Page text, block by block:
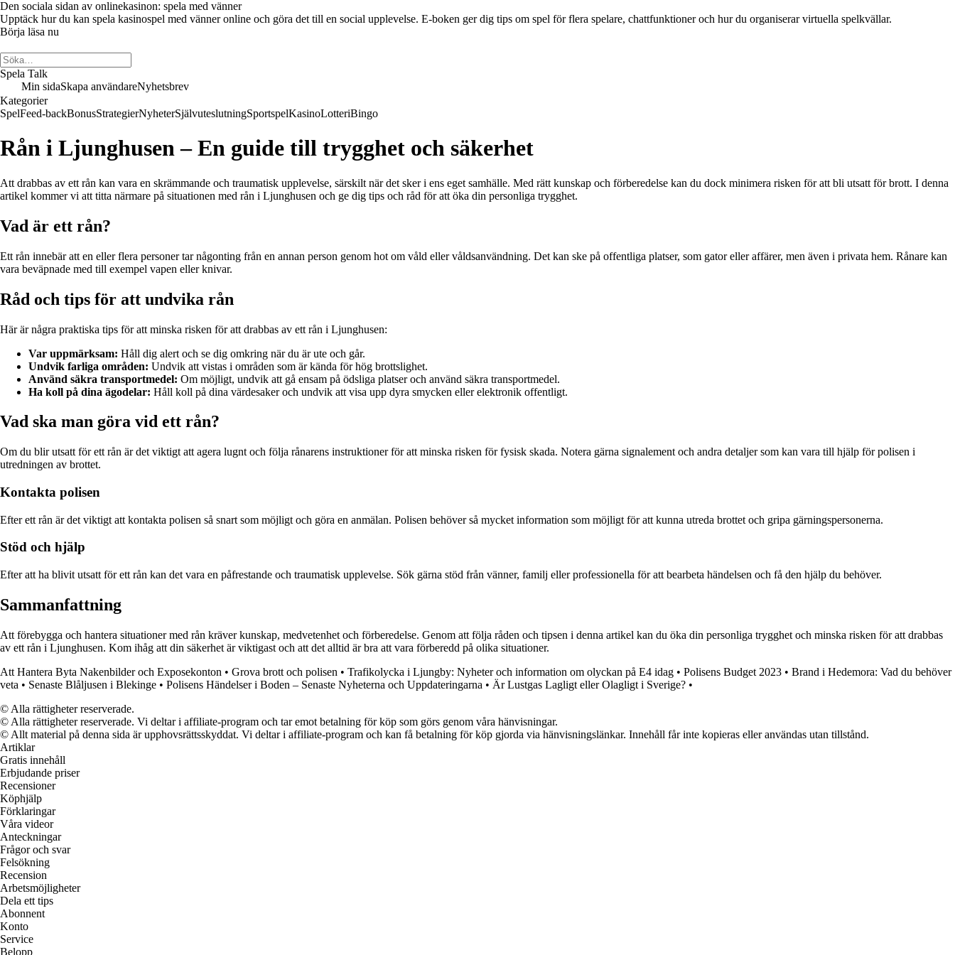
Den sociala sidan av onlinekasinon: spela med vänner
Upptäck hur du kan spela kasinospel med vänner online och göra det till en social upplevelse. E-boken ger dig tips om spel för flera spelare, chattfunktioner och hur du organiserar virtuella spelkvällar.
Börja läsa nu
Spela Talk
Min sidaSkapa användareNyhetsbrev
Kategorier
SpelFeed-backBonusStrategierNyheterSjälvuteslutningSportspelKasinoLotteriBingo
Rån i Ljunghusen – En guide till trygghet och säkerhet
Att drabbas av ett rån kan vara en skrämmande och traumatisk upplevelse, särskilt när det sker i ens eget samhälle. Med rätt kunskap och förberedelse kan du dock minimera risken för att bli utsatt för brott. I denna
artikel kommer vi att titta närmare på situationen med rån i Ljunghusen och ge dig tips och råd för att öka din personliga trygghet.
Vad är ett rån?
Ett rån innebär att en eller flera personer tar någonting från en annan person genom hot om våld eller våldsanvändning. Det kan ske på offentliga platser, som gator eller affärer, men även i privata hem. Rånare kan
vara beväpnade med till exempel vapen eller knivar.
Råd och tips för att undvika rån
Här är några praktiska tips för att minska risken för att drabbas av ett rån i Ljunghusen:
Var uppmärksam: Håll dig alert och se dig omkring när du är ute och går.
Undvik farliga områden: Undvik att vistas i områden som är kända för hög brottslighet.
Använd säkra transportmedel: Om möjligt, undvik att gå ensam på ödsliga platser och använd säkra transportmedel.
Ha koll på dina ägodelar: Håll koll på dina värdesaker och undvik att visa upp dyra smycken eller elektronik offentligt.
Vad ska man göra vid ett rån?
Om du blir utsatt för ett rån är det viktigt att agera lugnt och följa rånarens instruktioner för att minska risken för fysisk skada. Notera gärna signalement och andra detaljer som kan vara till hjälp för polisen i
utredningen av brottet.
Kontakta polisen
Efter ett rån är det viktigt att kontakta polisen så snart som möjligt och göra en anmälan. Polisen behöver så mycket information som möjligt för att kunna utreda brottet och gripa gärningspersonerna.
Stöd och hjälp
Efter att ha blivit utsatt för ett rån kan det vara en påfrestande och traumatisk upplevelse. Sök gärna stöd från vänner, familj eller professionella för att bearbeta händelsen och få den hjälp du behöver.
Sammanfattning
Att förebygga och hantera situationer med rån kräver kunskap, medvetenhet och förberedelse. Genom att följa råden och tipsen i denna artikel kan du öka din personliga trygghet och minska risken för att drabbas
av ett rån i Ljunghusen. Kom ihåg att din säkerhet är viktigast och att det alltid är bra att vara förberedd på olika situationer.
Att Hantera Byta Nakenbilder och Exposekonton • Grova brott och polisen • Trafikolycka i Ljungby: Nyheter och information om olyckan på E4 idag • Polisens Budget 2023 • Brand i Hedemora: Vad du behöver
veta • Senaste Blåljusen i Blekinge • Polisens Händelser i Boden – Senaste Nyheterna och Uppdateringarna • Är Lustgas Lagligt eller Olagligt i Sverige? •
© Alla rättigheter reserverade.
© Alla rättigheter reserverade. Vi deltar i affiliate-program och tar emot betalning för köp som görs genom våra hänvisningar.
© Allt material på denna sida är upphovsrättsskyddat. Vi deltar i affiliate-program och kan få betalning för köp gjorda via hänvisningslänkar. Innehåll får inte kopieras eller användas utan tillstånd.
Artiklar
Gratis innehåll
Erbjudande priser
Recensioner
Köphjälp
Förklaringar
Våra videor
Anteckningar
Frågor och svar
Felsökning
Recension
Arbetsmöjligheter
Dela ett tips
Abonnent
Konto
Service
Belopp